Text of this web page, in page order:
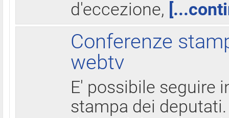
d'eccezione,
Conferenze
webtv
E' possibile seguire
stampa dei